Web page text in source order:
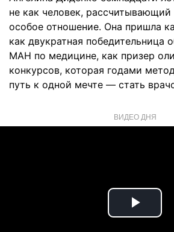
не как человек, рассчитывающий
особое отношение. Она пришла
как двукратная победительница
МАН по медицине, как призер
конкурсов, которая годами
путь к одной мечте — стать
ВИДЕО ДНЯ
Play